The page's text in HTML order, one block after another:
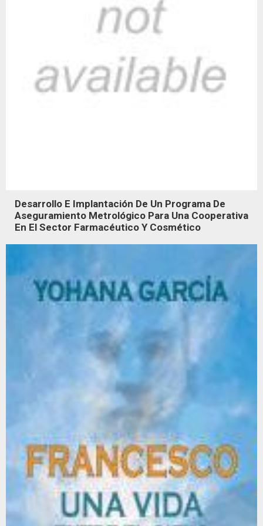
Desarrollo E Implantación De Un Programa De
Aseguramiento Metrológico Para Una Cooperativa
En El Sector Farmacéutico Y Cosmético